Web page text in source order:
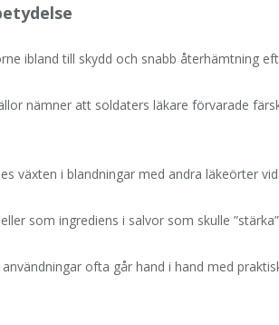
ibland till skydd och snabb återhämtning
nämner att soldaters läkare förvarade
växten i blandningar med andra läkeörter
som ingrediens i salvor som skulle
ofta går hand i hand med